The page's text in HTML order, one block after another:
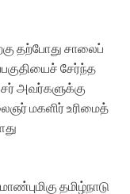
தற்போது சாலைப்
சேர்ந்த
அவர்களுக்கு
மகளிர்உரிமைத்
மாண்புமிகு தமிழ்நாடு